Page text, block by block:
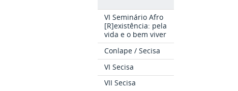
VI Seminário Afro
[R]existência: pela
vida e o bem viver
Conlape / Secisa
VI Secisa
VII Secisa